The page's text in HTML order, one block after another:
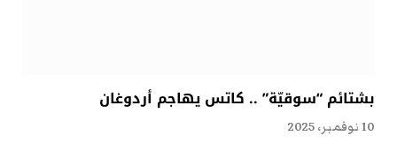
بشتائم “سوقيّة” .. كاتس يهاجم أردوغان
10 نوفمبر، 2025